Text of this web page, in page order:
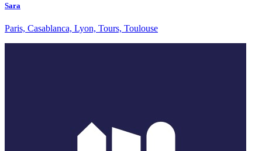
Sara
Paris, Casablanca, Lyon, Tours, Toulouse